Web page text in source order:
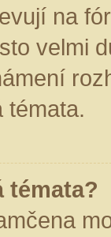
na
velmi
témata.
témata?